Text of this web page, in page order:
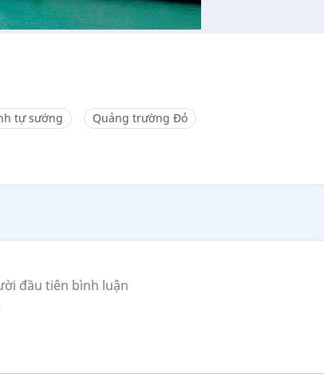
tự sướng Quảng trường Đỏ